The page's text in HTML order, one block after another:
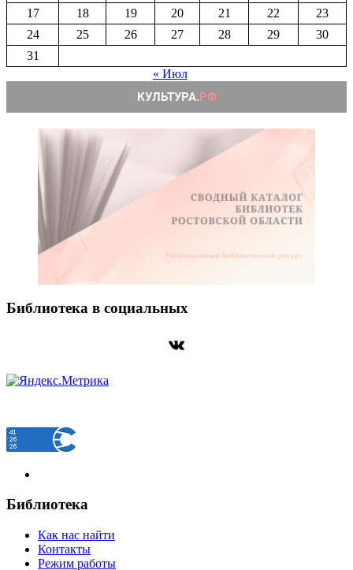
17
18 19 20 21 22
23
24
25 26 27 28 29
30
31
« Июл
Библиотека в социальных
ВКонтакте
Библиотека
Как нас найти
Контакты
Режим работы